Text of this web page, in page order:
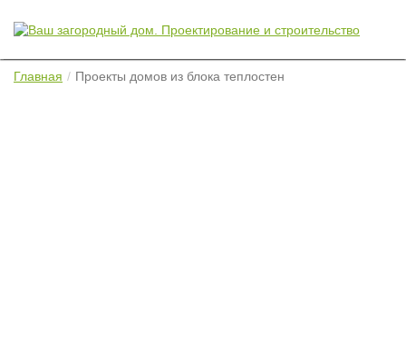
Главная Проекты домов из блока теплостен